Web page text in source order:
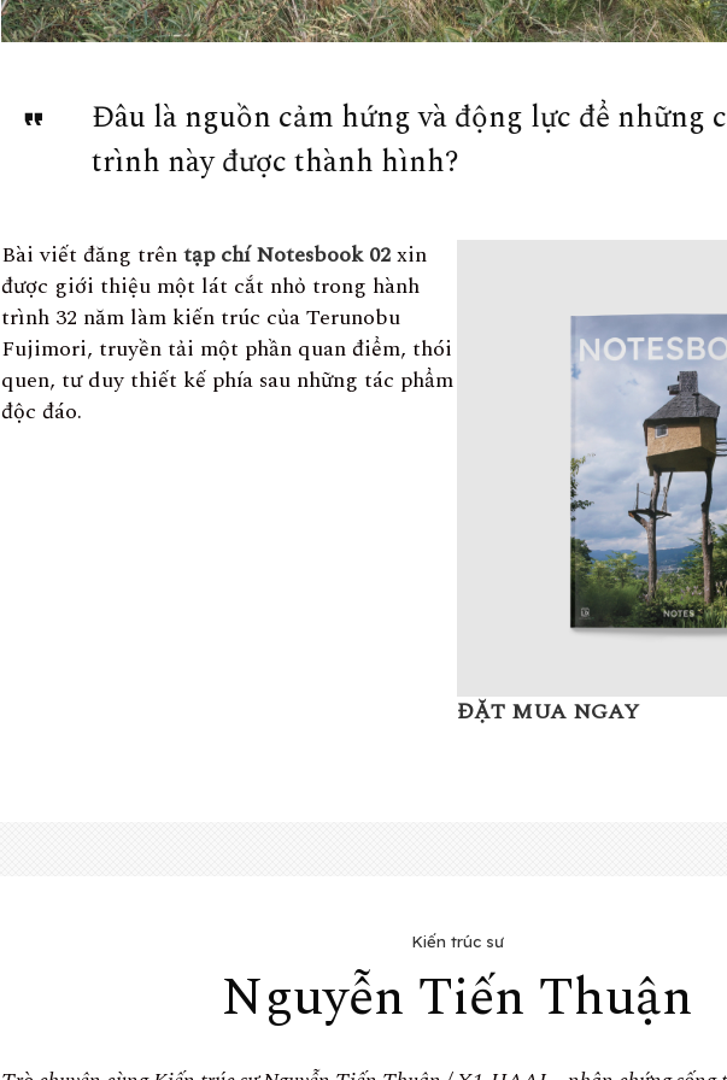
Đâu là nguồn cảm hứng và động lực để những
trình này được thành hình?
Bài viết đăng trêntạp chí Notesbook 02xin
được giới thiệu một lát cắt nhỏ trong hành
trình 32 năm làm kiến trúc của Terunobu
Fujimori, truyền tải một phần quan điểm, thói
quen, tư duy thiết kế phía sau những tác phẩm
độc đáo.
ĐẶT MUA NGAY
Kiến trúc sư
Nguyễn Tiến Thuận